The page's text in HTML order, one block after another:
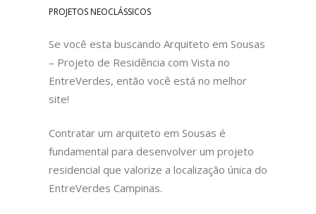
PROJETOS NEOCLÁSSICOS
Se você esta buscando Arquiteto em Sousas
– Projeto de Residência com Vista no
EntreVerdes, então você está no melhor
site!
Contratar um arquiteto em Sousas é
fundamental para desenvolver um projeto
residencial que valorize a localização única do
EntreVerdes Campinas.